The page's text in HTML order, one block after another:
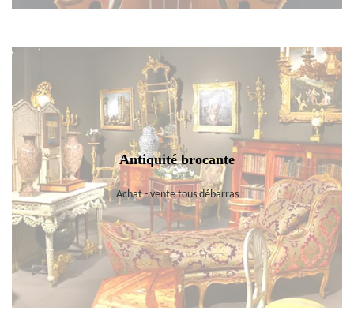
Antiquité brocante
Achat - vente tous débarras